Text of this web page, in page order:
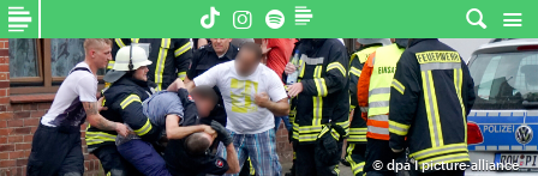
© dpa I picture-alliance